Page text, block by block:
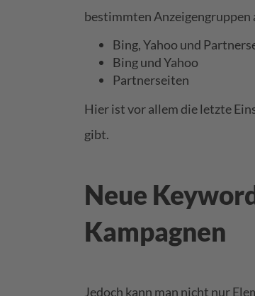
bestimmten Anzeigengruppen
Bing, Yahoo und
Bing und Yahoo
Partnerseiten
Hier ist vor allem die letzte
gibt.
Neue
Kampagnen
Jedoch kann man nicht nur